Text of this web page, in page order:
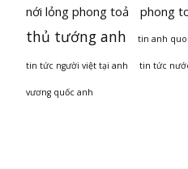
nới lỏng phong toả phong
thủ tướng anh
tin anh
tin tức người việt tại anh tin tức
vương quốc anh